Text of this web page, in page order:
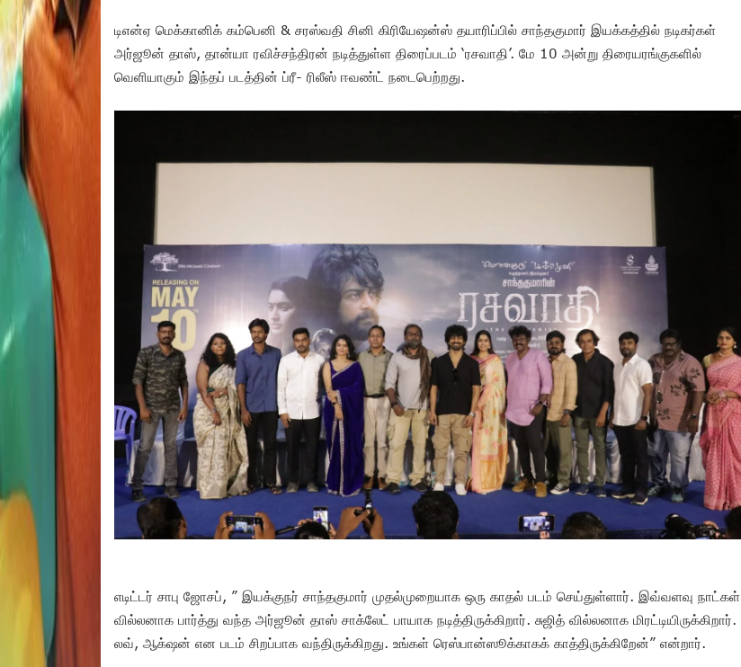
டிஎன்ஏ மெக்கானிக் கம்பெனி & சரஸ்வதி சினி கிரியேஷன்ஸ் தயாரிப்பில் சாந்தகுமார் இயக்கத்தில் நடிகர்கள்
அர்ஜூன் தாஸ், தான்யா ரவிச்சந்திரன் நடித்துள்ள திரைப்படம் ‘ரசவாதி’. மே 10 அன்று திரையரங்குகளில்
வெளியாகும் இந்தப் படத்தின் ப்ரீ- ரிலீஸ் ஈவண்ட் நடைபெற்றது.
எடிட்டர் சாபு ஜோசப், ” இயக்குநர் சாந்தகுமார் முதல்முறையாக ஒரு காதல் படம் செய்துள்ளார். இவ்வளவு நாட்கள்
வில்லனாக பார்த்து வந்த அர்ஜூன் தாஸ் சாக்லேட் பாயாக நடித்திருக்கிறார். சுஜித் வில்லனாக மிரட்டியிருக்கிறார்.
லவ், ஆக்‌ஷன் என படம் சிறப்பாக வந்திருக்கிறது. உங்கள் ரெஸ்பான்ஸூக்காகக் காத்திருக்கிறேன்” என்றார்.